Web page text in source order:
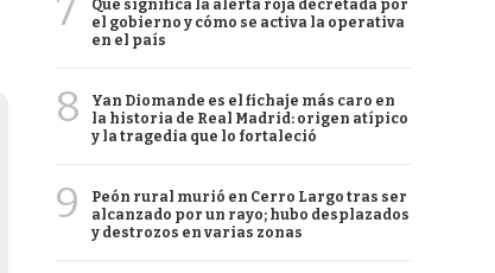
7
Qué significa la alerta roja decretada por
el gobierno y cómo se activa la operativa
en el país
8
Yan Diomande es el fichaje más caro en
la historia de Real Madrid: origen atípico
y la tragedia que lo fortaleció
9
Peón rural murió en Cerro Largo tras ser
alcanzado por un rayo; hubo desplazados
y destrozos en varias zonas